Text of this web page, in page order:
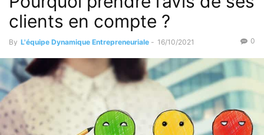
clients en compte ?
By L'équipe Dynamique Entrepreneuriale - 16/10/2021 0